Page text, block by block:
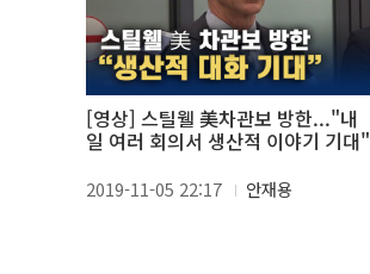
[영상] 스틸웰 美차관보 방한..."내
일 여러 회의서 생산적 이야기 기대"
2019-11-05 22:17 안재용